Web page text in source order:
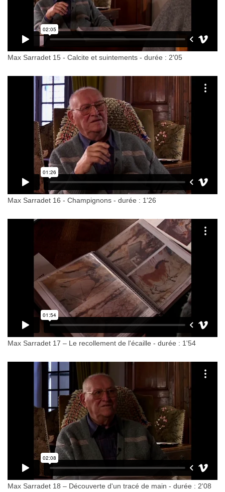
Max Sarradet 15 - Calcite et suintements - durée : 2'05
Max Sarradet 16 - Champignons - durée : 1'26
Max Sarradet 17 – Le recollement de l'écaille - durée : 1'54
Max Sarradet 18 – Découverte d'un tracé de main - durée : 2'08